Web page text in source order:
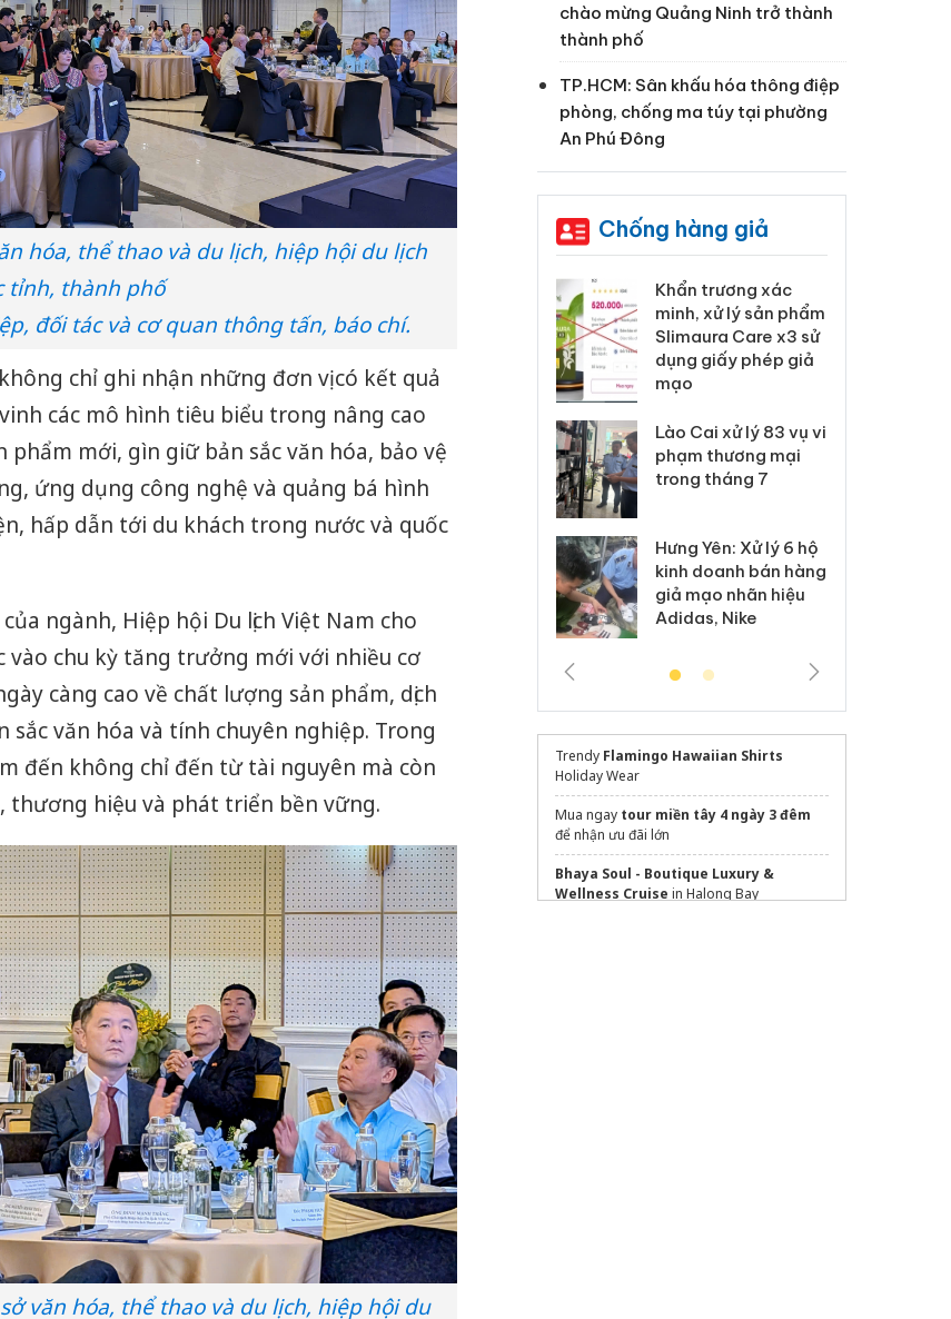
hóa, thể thao và du lịch, hiệp hội du lịch
tỉnh, thành phố
đối tác và cơ quan thông tấn, báo chí.
chỉ ghi nhận những đơn vị có kết quả
các mô hình tiêu biểu trong nâng cao
phẩm mới, gìn giữ bản sắc văn hóa, bảo vệ
ứng dụng công nghệ và quảng bá hình
hấp dẫn tới du khách trong nước và quốc
ngành, Hiệp hội Du lịch Việt Nam cho
vào chu kỳ tăng trưởng mới với nhiều cơ
càng cao về chất lượng sản phẩm, dịch
văn hóa và tính chuyên nghiệp. Trong
đến không chỉ đến từ tài nguyên mà còn
hiệu và phát triển bền vững.
văn hóa, thể thao và du lịch, hiệp hội du
chào mừng Quảng Ninh trở thành
thành phố
TP.HCM: Sân khấu hóa thông điệp
phòng, chống ma túy tại phường
An Phú Đông
Chống hàng giả
công khai hàng ngàn
sản phẩm nhập lậu,
kinh doanh
tìm bị hại trong vụ
án sản xuất, buôn
bán yến sào giả
Moyuum giả
Khẩn trương xác
minh, xử lý sản phẩm
Slimaura Care x3 sử
dụng giấy phép giả
mạo
Lào Cai xử lý 83 vụ vi
phạm thương mại
trong tháng 7
Hưng Yên: Xử lý 6 hộ
kinh doanh bán hàng
giả mạo nhãn hiệu
Adidas, Nike
Trendy Flamingo Hawaiian Shirts
Holiday Wear
Mua ngay tour miền tây 4 ngày 3 đêm
để nhận ưu đãi lớn
Bhaya Soul - Boutique Luxury &
Wellness Cruise in Halong Bay